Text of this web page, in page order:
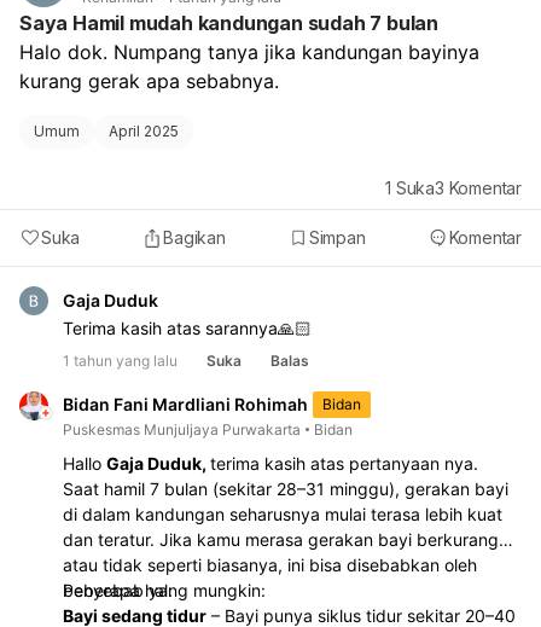
Saya Hamil mudah kandungan sudah 7 bulan
Halo dok. Numpang tanya jika kandungan bayinya
kurang gerak apa sebabnya.
Umum April 2025
Suka Bagikan Simpan Komentar
1 Suka3 Komentar
Gaja Duduk
Terima kasih atas sarannya🙏🏻
1 tahun yang lalu Suka Balas
Bidan Fani Mardliani Rohimah
Bidan
Puskesmas Munjuljaya Purwakarta
Bidan
Hallo Gaja Duduk, terima kasih atas pertanyaan nya.
Saat hamil 7 bulan (sekitar 28–31 minggu), gerakan bayi
di dalam kandungan seharusnya mulai terasa lebih kuat
dan teratur. Jika kamu merasa gerakan bayi berkurang
atau tidak seperti biasanya, ini bisa disebabkan oleh
beberapa hal:
Penyebab yang mungkin:
Bayi sedang tidur – Bayi punya siklus tidur sekitar 20–40